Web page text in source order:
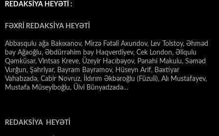
REDAKSİYA HEYƏTİ :
FƏXRİ REDAKSİYA HEYƏTİ
Abbasqulu ağa Bakıxanov, Mirzə Fətəli Axundov, Lev Tolstoy, Əhməd
bəy Ağaoğlu, Əbdürrəhim bəy Haqverdiyev, Cek London, Əliqulu
Qəmküsar, Vintsas Kreve, Üzeyir Hacıbəyov, Pənahi Makulu, Səməd
Vurğun, Şəhriyar, Bayram Bayramov, Hüseyn Arif, Bəxtiyar
Vahabzadə, Cabir Novruz, İldırım Əkbəroğlu (Füzuli), Alı Mustafayev,
Mustafa Müseyiboğlu, Ülvi Bünyadzadə…
REDAKSİYA HEYƏTİ